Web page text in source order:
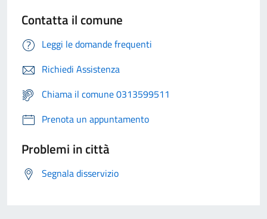
Contatta il comune
Leggi le domande frequenti
Richiedi Assistenza
Chiama il comune 0313599511
Prenota un appuntamento
Problemi in città
Segnala disservizio